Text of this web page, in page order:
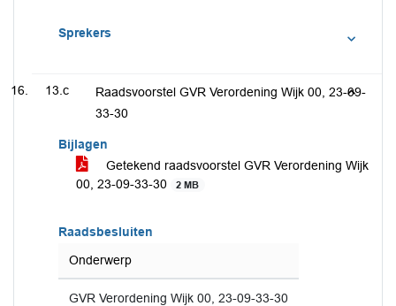
Sprekers
13.c
Raadsvoorstel GVR Verordening Wijk 00, 23-09-
33-30
Bijlagen
Getekend raadsvoorstel GVR Verordening Wijk
00, 23-09-33-30
2 MB
Raadsbesluiten
Onderwerp
GVR Verordening Wijk 00, 23-09-33-30